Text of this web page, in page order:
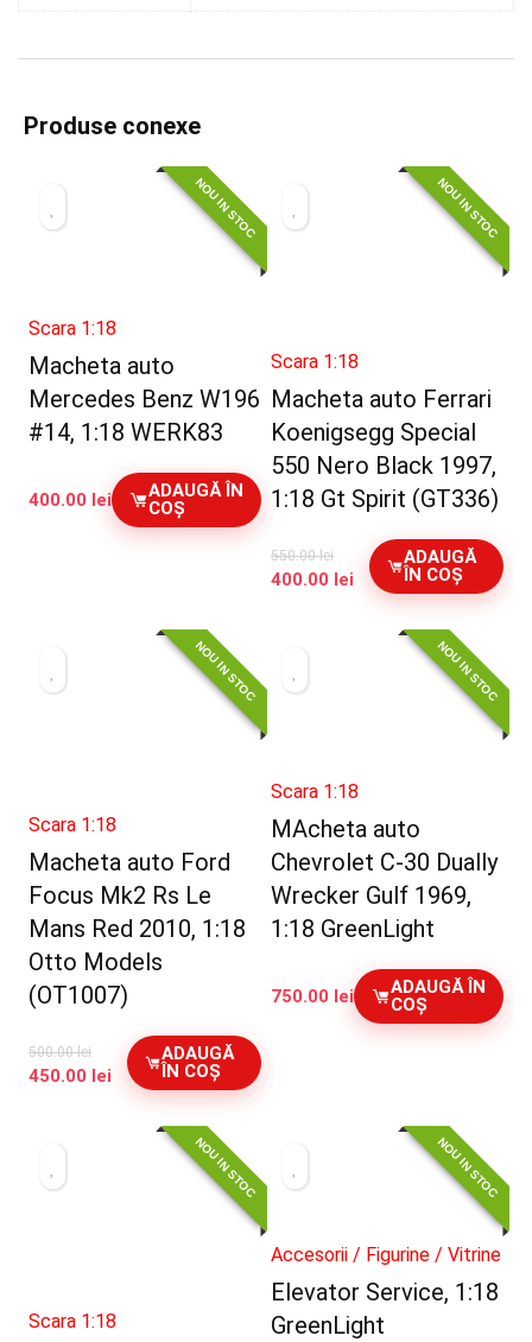
Produse conexe
NOU IN STOC
Scara 1:18
Macheta auto
Mercedes Benz W196
#14, 1:18 WERK83
400.00 lei
ADAUGĂ ÎN
COȘ
NOU IN STOC
Scara 1:18
Macheta auto Ferrari
Koenigsegg Special
550 Nero Black 1997,
1:18 Gt Spirit (GT336)
550.00lei
Prețul
550.00 lei.
400.00 lei Prețul
curent
400.00 lei.
ADAUGĂ
ÎN COȘ
NOU IN STOC
Scara 1:18
Macheta auto Ford
Focus Mk2 Rs Le
Mans Red 2010, 1:18
Otto Models
(OT1007)
500.00lei
Prețul
500.00 lei.
450.00 lei Prețul
curent
450.00 lei.
ADAUGĂ
ÎN COȘ
NOU IN STOC
Scara 1:18
MAcheta auto
Chevrolet C-30 Dually
Wrecker Gulf 1969,
1:18 GreenLight
750.00 lei
ADAUGĂ ÎN
COȘ
NOU IN STOC
Scara 1:18
NOU IN STOC
Accesorii / Figurine / Vitrine
Elevator Service, 1:18
GreenLight